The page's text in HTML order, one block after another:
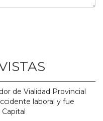
de Vialidad Provincial
laboral y fue